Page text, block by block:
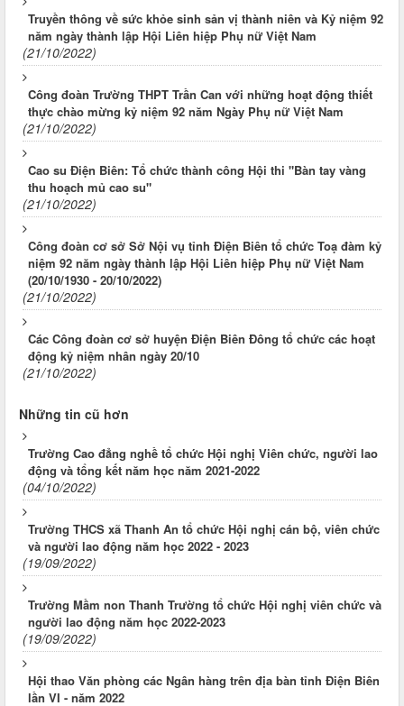
Truyền thông về sức khỏe sinh sản vị thành niên và Kỷ niệm 92
năm ngày thành lập Hội Liên hiệp Phụ nữ Việt Nam
(21/10/2022)
Công đoàn Trường THPT Trần Can với những hoạt động thiết
thực chào mừng kỷ niệm 92 năm Ngày Phụ nữ Việt Nam
(21/10/2022)
Cao su Điện Biên: Tổ chức thành công Hội thi "Bàn tay vàng
thu hoạch mủ cao su"
(21/10/2022)
Công đoàn cơ sở Sở Nội vụ tỉnh Điện Biên tổ chức Toạ đàm kỷ
niệm 92 năm ngày thành lập Hội Liên hiệp Phụ nữ Việt Nam
(20/10/1930 - 20/10/2022)
(21/10/2022)
Các Công đoàn cơ sở huyện Điện Biên Đông tổ chức các hoạt
động kỷ niệm nhân ngày 20/10
(21/10/2022)
Những tin cũ hơn
Trường Cao đẳng nghề tổ chức Hội nghị Viên chức, người lao
động và tổng kết năm học năm 2021-2022
(04/10/2022)
Trường THCS xã Thanh An tổ chức Hội nghị cán bộ, viên chức
và người lao động năm học 2022 - 2023
(19/09/2022)
Trường Mầm non Thanh Trường tổ chức Hội nghị viên chức và
người lao động năm học 2022-2023
(19/09/2022)
Hội thao Văn phòng các Ngân hàng trên địa bàn tỉnh Điện Biên
lần VI - năm 2022